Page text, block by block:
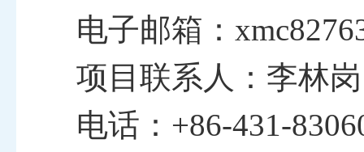
电子邮箱：
项目联系 人 ：李林岗
电话： +86-431-